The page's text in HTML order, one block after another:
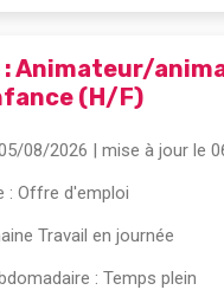
: Animateur/
(H/F)
08/2026 | mise à jour le
: Offre d'emploi
Travail en journée
: Temps plein